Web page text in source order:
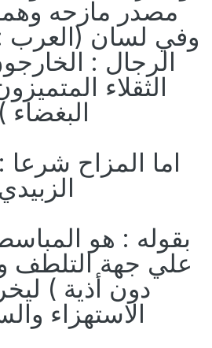
مصدر مازحه
وفي لسان (العرب
الرجال :
الثقلاء
البغضاء
اما المزاح
الزبيدي
بقوله : هو
علي جهة التلطف
دون أذية )
الاستهزاء